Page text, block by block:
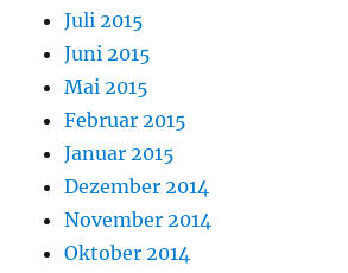
Juli 2015
Juni 2015
Mai 2015
Februar 2015
Januar 2015
Dezember 2014
November 2014
Oktober 2014